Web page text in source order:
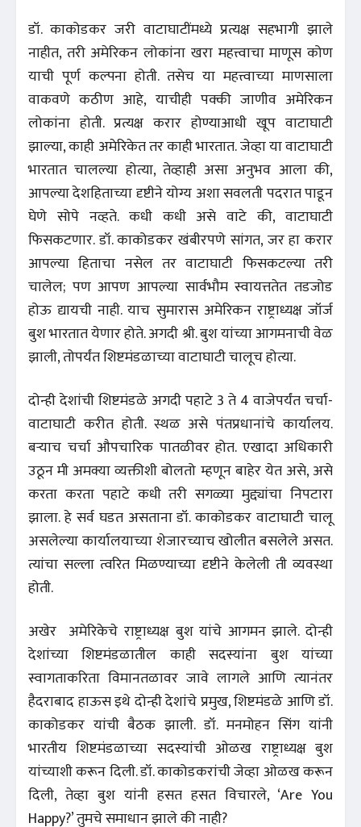
डॉ. काकोडकर जरी वाटाघाटींमध्ये प्रत्यक्ष सहभागी झाले
नाहीत, तरी अमेरिकन लोकांना खरा महत्त्वाचा माणूस कोण
याची पूर्ण कल्पना होती. तसेच या महत्त्वाच्या माणसाला
वाकवणे कठीण आहे, याचीही पक्की जाणीव अमेरिकन
लोकांना होती. प्रत्यक्ष करार होण्याआधी खूप वाटाघाटी
झाल्या, काही अमेरिकेत तर काही भारतात. जेव्हा या वाटाघाटी
भारतात चालल्या होत्या, तेव्हाही असा अनुभव आला की,
आपल्या देशहिताच्या दृष्टीने योग्य अशा सवलती पदरात पाडून
घेणे सोपे नव्हते. कधी कधी असे वाटे की, वाटाघाटी
फिसकटणार. डॉ. काकोडकर खंबीरपणे सांगत, जर हा करार
आपल्या हिताचा नसेल तर वाटाघाटी फिसकटल्या तरी
चालेल; पण आपण आपल्या सार्वभौम स्वायत्ततेत तडजोड
होऊ द्यायची नाही. याच सुमारास अमेरिकन राष्ट्राध्यक्ष जॉर्ज
बुश भारतात येणार होते. अगदी श्री. बुश यांच्या आगमनाची वेळ
झाली, तोपर्यंत शिष्टमंडळाच्या वाटाघाटी चालूच होत्या.
दोन्ही देशांची शिष्टमंडळे अगदी पहाटे 3 ते 4 वाजेपर्यंत चर्चा-
वाटाघाटी करीत होती. स्थळ असे पंतप्रधानांचे कार्यालय.
बऱ्याच चर्चा औपचारिक पातळीवर होत. एखादा अधिकारी
उठून मी अमक्या व्यक्तीशी बोलतो म्हणून बाहेर येत असे, असे
करता करता पहाटे कधी तरी सगळ्या मुद्द्यांचा निपटारा
झाला. हे सर्व घडत असताना डॉ. काकोडकर वाटाघाटी चालू
असलेल्या कार्यालयाच्या शेजारच्याच खोलीत बसलेले असत.
त्यांचा सल्ला त्वरित मिळण्याच्या दृष्टीने केलेली ती व्यवस्था
होती.
अखेर अमेरिकेचे राष्ट्राध्यक्ष बुश यांचे आगमन झाले. दोन्ही
देशांच्या शिष्टमंडळातील काही सदस्यांना बुश यांच्या
स्वागताकरिता विमानतळावर जावे लागले आणि त्यानंतर
हैदराबाद हाऊस इथे दोन्ही देशांचे प्रमुख, शिष्टमंडळे आणि डॉ.
काकोडकर यांची बैठक झाली. डॉ. मनमोहन सिंग यांनी
भारतीय शिष्टमंडळाच्या सदस्यांची ओळख राष्ट्राध्यक्ष बुश
यांच्याशी करून दिली. डॉ. काकोडकरांची जेव्हा ओळख करून
दिली, तेव्हा बुश यांनी हसत हसत विचारले, ‘Are You
Happy?’ तुमचे समाधान झाले की नाही?